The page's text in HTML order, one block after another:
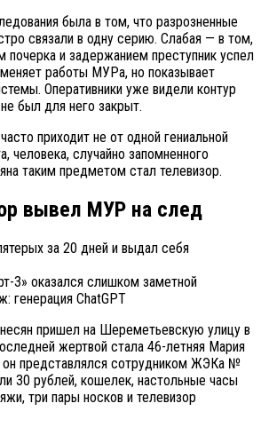
была в том, что разрозненные
связали в одну серию. Слабая — в том,
и задержанием преступник успел
работы МУРа, но показывает
Оперативники уже видели контур
был для него закрыт.
приходит не от одной гениальной
человека, случайно запомненного
таким предметом стал телевизор.
вывел МУР на след
3» оказался слишком заметной
генерация ChatGPT
пришел на Шереметьевскую улицу в
жертвой стала 46-летняя Мария
он представлялся сотрудником ЖЭКа №
30 рублей, кошелек, настольные часы
три пары носков и телевизор